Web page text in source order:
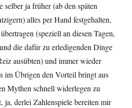
selber ja früher (ab den späten
alles per Hand festgehalten,
(speziell an diesen Tagen,
die dafür zu erledigenden Dinge
ausübten) und immer wieder
im Übrigen den Vorteil bringt aus
Mythen schnell widerlegen zu
ja, derlei Zahlenspiele bereiten mir